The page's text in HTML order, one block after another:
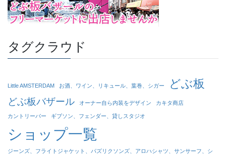
タグクラウド
Little AMSTERDAM お酒、ワイン、リキュール、葉巻、シガー どぶ板
どぶ板バザール オーナー自ら内装をデザイン カキタ商店
カントリーバー ギブソン、フェンダー、貸しスタジオ
ショップ一覧
ジーンズ、フライトジャケット、パズリクソンズ、アロハシャツ、サンサーフ、シ